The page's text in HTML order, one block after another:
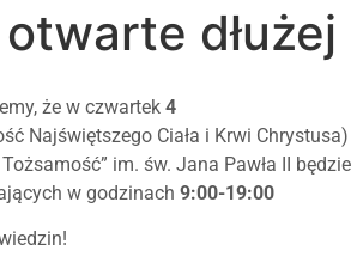
dłużej
że w czwartek 4
Najświętszego Ciała i Krwi Chrystusa)
im. św. Jana Pawła II będzie
w godzinach 9:00-19:00